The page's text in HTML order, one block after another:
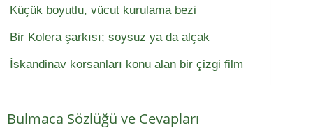
Küçük boyutlu, vücut kurulama bezi
Bir Kolera şarkısı; soysuz ya da alçak
İskandinav korsanları konu alan bir çizgi film
Bulmaca Sözlüğü ve Cevapları